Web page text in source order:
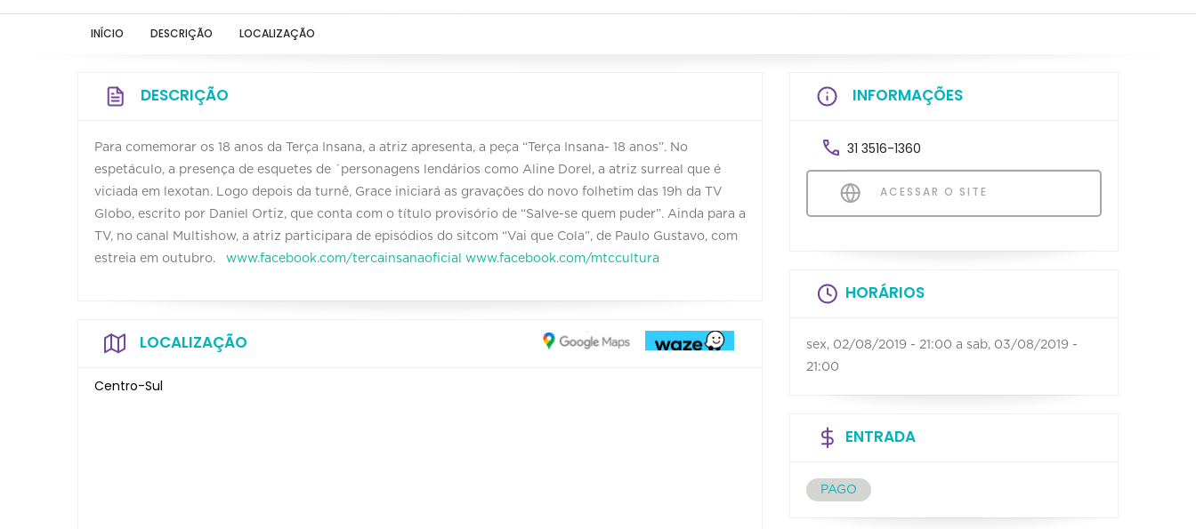
INÍCIO DESCRIÇÃO LOCALIZAÇÃO
DESCRIÇÃO
Para comemorar os 18 anos da Terça Insana, a atriz apresenta, a peça “Terça Insana- 18 anos”. No
espetáculo, a presença de esquetes de ´personagens lendários como Aline Dorel, a atriz surreal que é
viciada em lexotan. Logo depois da turnê, Grace iniciará as gravações do novo folhetim das 19h da TV
Globo, escrito por Daniel Ortiz, que conta com o título provisório de “Salve-se quem puder”. Ainda para a
TV, no canal Multishow, a atriz participara de episódios do sitcom “Vai que Cola”, de Paulo Gustavo, com
estreia em outubro. www.facebook.com/tercainsanaoficial www.facebook.com/mtccultura
LOCALIZAÇÃO
Centro-Sul
INFORMAÇÕES
31 3516-1360
ACESSAR O SITE
HORÁRIOS
sex, 02/08/2019 - 21:00 a sab, 03/08/2019 -
21:00
ENTRADA
PAGO